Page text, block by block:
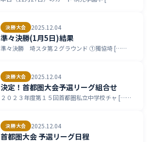
決勝大会 2025.12.04
準々決勝(1月5日)結果
準々決勝 埼スタ第２グラウンド ①獨協埼 [……
決勝大会 2025.12.04
決定！首都圏大会予選リーグ組合せ
２０２３年度第１５回首都圏私立中学校チャ [……
決勝大会 2025.12.04
首都圏大会 予選リーグ日程